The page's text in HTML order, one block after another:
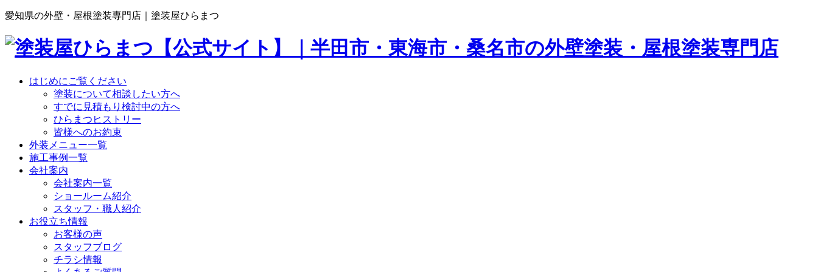
愛知県の外壁・屋根塗装専門店｜塗装屋ひらまつ
はじめにご覧ください
塗装について相談したい方へ
すでに見積もり検討中の方へ
ひらまつヒストリー
皆様へのお約束
外装メニュー一覧
施工事例一覧
会社案内
会社案内一覧
ショールーム紹介
スタッフ・職人紹介
お役立ち情報
お客様の声
スタッフブログ
チラシ情報